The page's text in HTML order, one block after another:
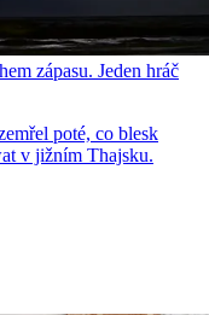
zápasu. Jeden hráč
poté, co blesk
v jižním Thajsku.